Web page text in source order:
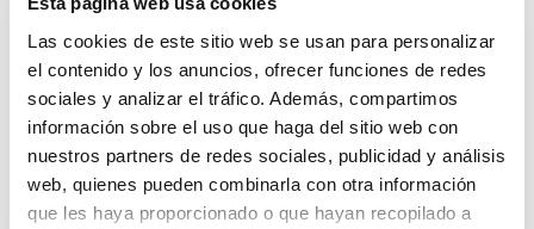
Las cookies de este sitio web se usan para personalizar
el contenido y los anuncios, ofrecer funciones de redes
sociales y analizar el tráfico. Además, compartimos
información sobre el uso que haga del sitio web con
nuestros partners de redes sociales, publicidad y análisis
web, quienes pueden combinarla con otra información
que les haya proporcionado o que hayan recopilado a
Presentación
500g * (1)
Tipo de envase
frasco embolsado al vacío